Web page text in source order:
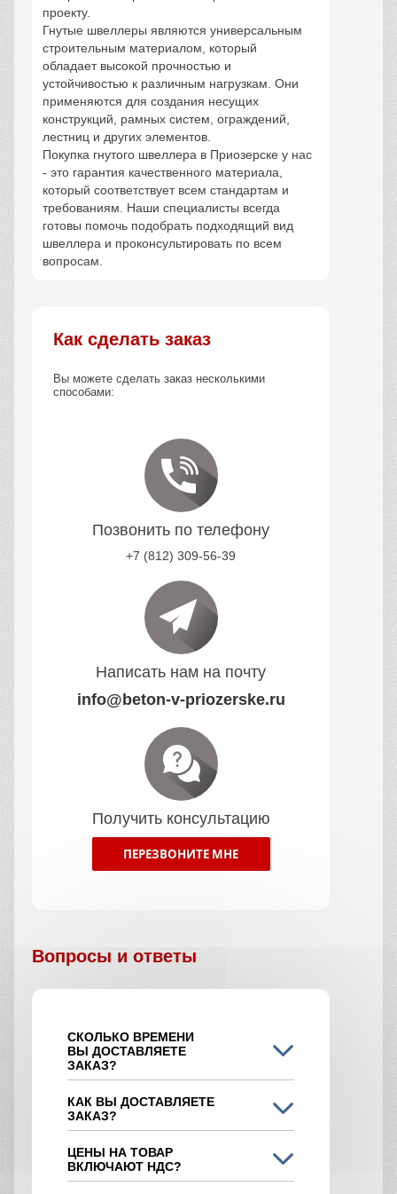
проекту.
Гнутые швеллеры являются универсальным
строительным материалом, который
обладает высокой прочностью и
устойчивостью к различным нагрузкам. Они
применяются для создания несущих
конструкций, рамных систем, ограждений,
лестниц и других элементов.
Покупка гнутого швеллера в Приозерске у нас
- это гарантия качественного материала,
который соответствует всем стандартам и
требованиям. Наши специалисты всегда
готовы помочь подобрать подходящий вид
швеллера и проконсультировать по всем
вопросам.
Как сделать заказ
Вы можете сделать заказ несколькими
способами:
Позвонить по телефону
+7 (812) 309-56-39
Написать нам на почту
info@beton-v-priozerske.ru
Получить консультацию
ПЕРЕЗВОНИТЕ МНЕ
Вопросы и ответы
СКОЛЬКО ВРЕМЕНИ
ВЫ ДОСТАВЛЯЕТЕ
ЗАКАЗ?
КАК ВЫ ДОСТАВЛЯЕТЕ
ЗАКАЗ?
ЦЕНЫ НА ТОВАР
ВКЛЮЧАЮТ НДС?